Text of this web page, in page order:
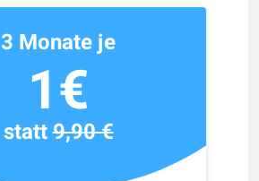
3 Monate je
1€
statt9,90 €